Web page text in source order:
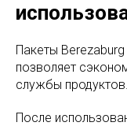
Пакеты
позволяет
службы продуктов.
После